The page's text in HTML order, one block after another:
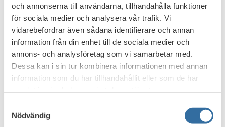
och annonserna till användarna, tillhandahålla funktioner
för sociala medier och analysera vår trafik. Vi
vidarebefordrar även sådana identifierare och annan
information från din enhet till de sociala medier och
annons- och analysföretag som vi samarbetar med.
Dessa kan i sin tur kombinera informationen med annan
information som du har tillhandahållit eller som de har
Nödvändig
Hushåll med stora lån i förhållande till inkomsten ska
således enligt Finansinspektionens förslag amortera minst
3 procent, jämfört med dagens 2 procent, om
om belåningsgraden är mellan 50 och 70 procent och minst
1 procent om belåningsgraden är under 50 procent.
Det nya kravet ska enbart gälla lån som beviljas efter att